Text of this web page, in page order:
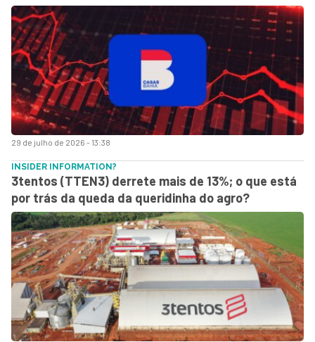
29 de julho de 2026 - 13:38
INSIDER INFORMATION?
3tentos (TTEN3) derrete mais de 13%; o que está
por trás da queda da queridinha do agro?